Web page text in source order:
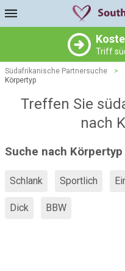
Triff
Südafrikanische Partnersuche >
Körpertyp
Treffen Sie
nach
Suche nach Körpertyp
Schlank Sportlich
Dick BBW